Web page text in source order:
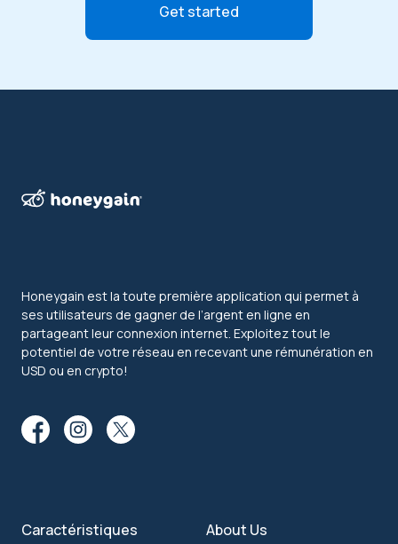
Get started
Honeygain est la toute première application qui permet à
ses utilisateurs de gagner de l’argent en ligne en
partageant leur connexion internet. Exploitez tout le
potentiel de votre réseau en recevant une rémunération en
USD ou en crypto!
Caractéristiques
About Us